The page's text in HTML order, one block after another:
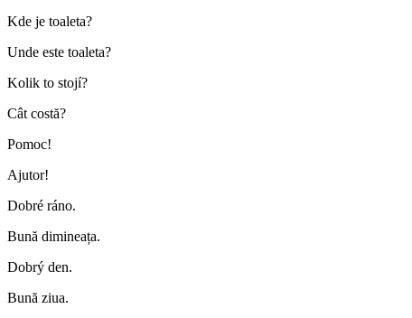
Kde je toaleta?
Unde este toaleta?
Kolik to stojí?
Cât costă?
Pomoc!
Ajutor!
Dobré ráno.
Bună dimineața.
Dobrý den.
Bună ziua.